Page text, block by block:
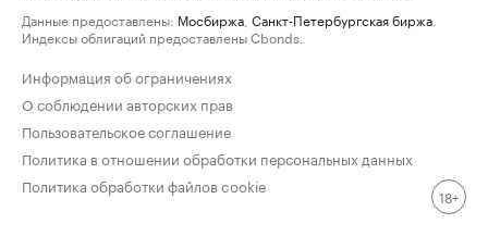
Данные предоставлены: Мосбиржа Санкт-Петербургская биржа
Индексы облигаций предоставлены Cbonds.
Информация об ограничениях
О соблюдении авторских прав
Пользовательское соглашение
Политика в отношении обработки персональных данных
Политика обработки файлов cookie
18+